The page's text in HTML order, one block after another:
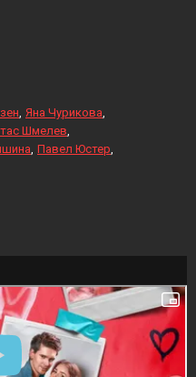
Яна Чурикова
Шмелев
Павел Юстер